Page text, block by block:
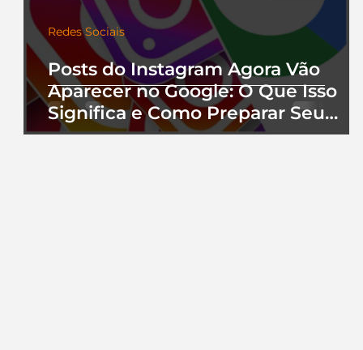
Posts do Instagram Agora Vão
Aparecer no Google: O Que Isso
Significa e Como Preparar Seu
Perfil
Redes Sociais